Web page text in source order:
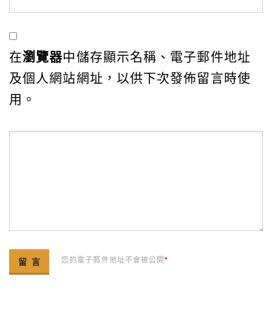
在瀏覽器中儲存顯示名稱、電子郵件地址
及個人網站網址，以供下次發佈留言時使
用。
您的電子郵件地址不會被公開*